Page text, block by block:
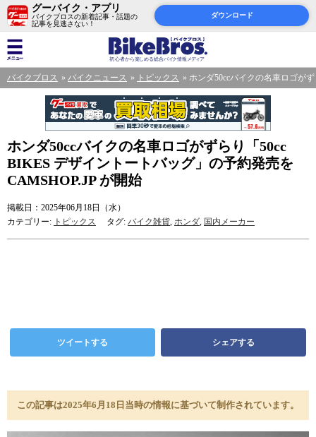
グーバイク・アプリ
バイクブロスの新着記事・話題の
記事を見逃さない！
ダウンロード
バイクブロス バイクニュース トピックス ホンダ50ccバイクの名車ロゴが
ホンダ50ccバイクの名車ロゴがずらり「50cc
BIKES デザイントートバッグ」の予約発売を
CAMSHOP.JP が開始
掲載日：2025年06月18日（水）
カテゴリー: トピックス タグ: バイク雑貨, ホンダ, 国内メーカー
ツイートする シェアする
この記事は2025年6月18日当時の情報に基づいて制作されています。